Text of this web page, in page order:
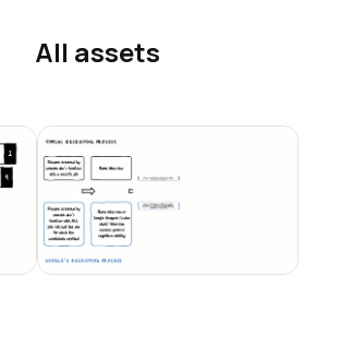
All assets